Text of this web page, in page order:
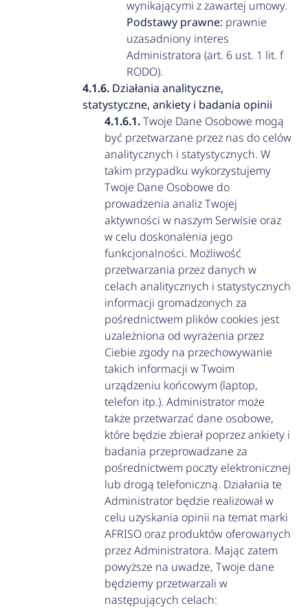
wynikającymi z zawartej umowy.
Podstawy prawne: prawnie
uzasadniony interes
Administratora (art. 6 ust. 1 lit. f
RODO).
Działania analityczne,
statystyczne, ankiety i badania opinii
Twoje Dane Osobowe mogą
być przetwarzane przez nas do celów
analitycznych i statystycznych. W
takim przypadku wykorzystujemy
Twoje Dane Osobowe do
prowadzenia analiz Twojej
aktywności w naszym Serwisie oraz
w celu doskonalenia jego
funkcjonalności. Możliwość
przetwarzania przez danych w
celach analitycznych i statystycznych
informacji gromadzonych za
pośrednictwem plików cookies jest
uzależniona od wyrażenia przez
Ciebie zgody na przechowywanie
takich informacji w Twoim
urządzeniu końcowym (laptop,
telefon itp.). Administrator może
także przetwarzać dane osobowe,
które będzie zbierał poprzez ankiety i
badania przeprowadzane za
pośrednictwem poczty elektronicznej
lub drogą telefoniczną. Działania te
Administrator będzie realizował w
celu uzyskania opinii na temat marki
AFRISO oraz produktów oferowanych
przez Administratora. Mając zatem
powyższe na uwadze, Twoje dane
będziemy przetwarzali w
następujących celach: